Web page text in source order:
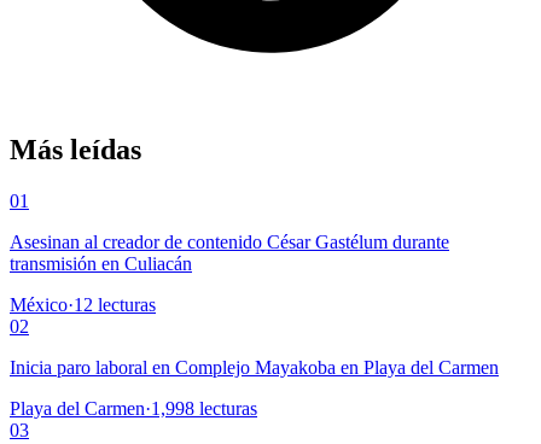
Más leídas
01
Asesinan al creador de contenido César Gastélum durante
transmisión en Culiacán
México·12 lecturas
02
Inicia paro laboral en Complejo Mayakoba en Playa del Carmen
Playa del Carmen·1,998 lecturas
03